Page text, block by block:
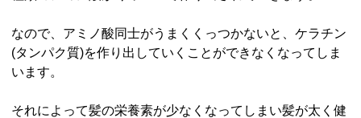
なので、アミノ酸同士がうまくくっつかないと、ケラチン
(タンパク質)を作り出していくことができなくなってしま
います。
それによって髪の栄養素が少なくなってしまい髪が太く健